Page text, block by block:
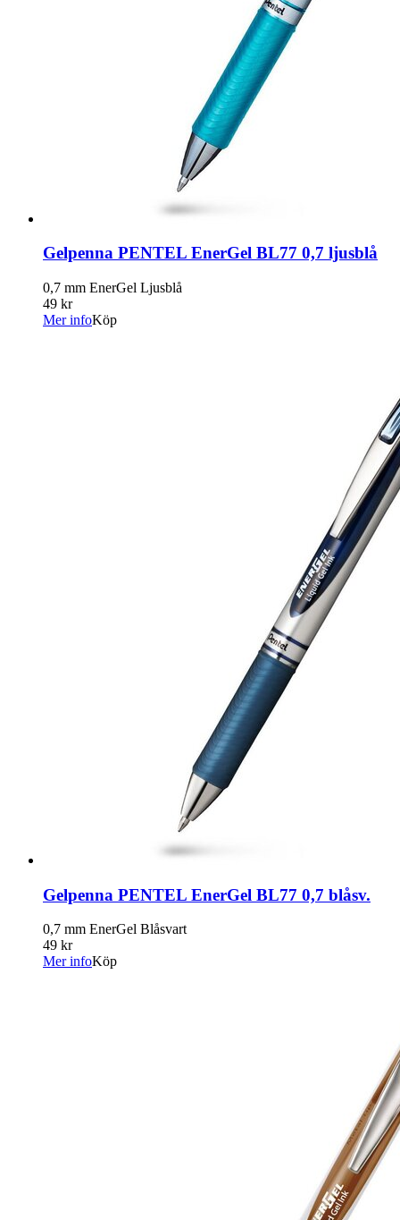
Gelpenna PENTEL EnerGel BL77 0,7 ljusblå
0,7 mm EnerGel Ljusblå
49 kr
Mer infoKöp
Gelpenna PENTEL EnerGel BL77 0,7 blåsv.
0,7 mm EnerGel Blåsvart
49 kr
Mer infoKöp